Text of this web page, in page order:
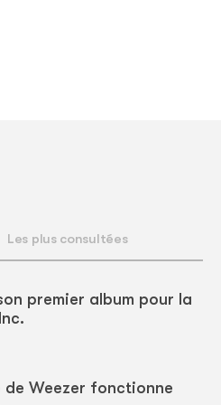
Les plus consultées
premier album pour la
Weezer fonctionne